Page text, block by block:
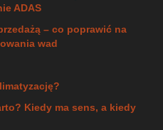
ADAS
– co poprawić na
wad
Kiedy ma sens, a kiedy